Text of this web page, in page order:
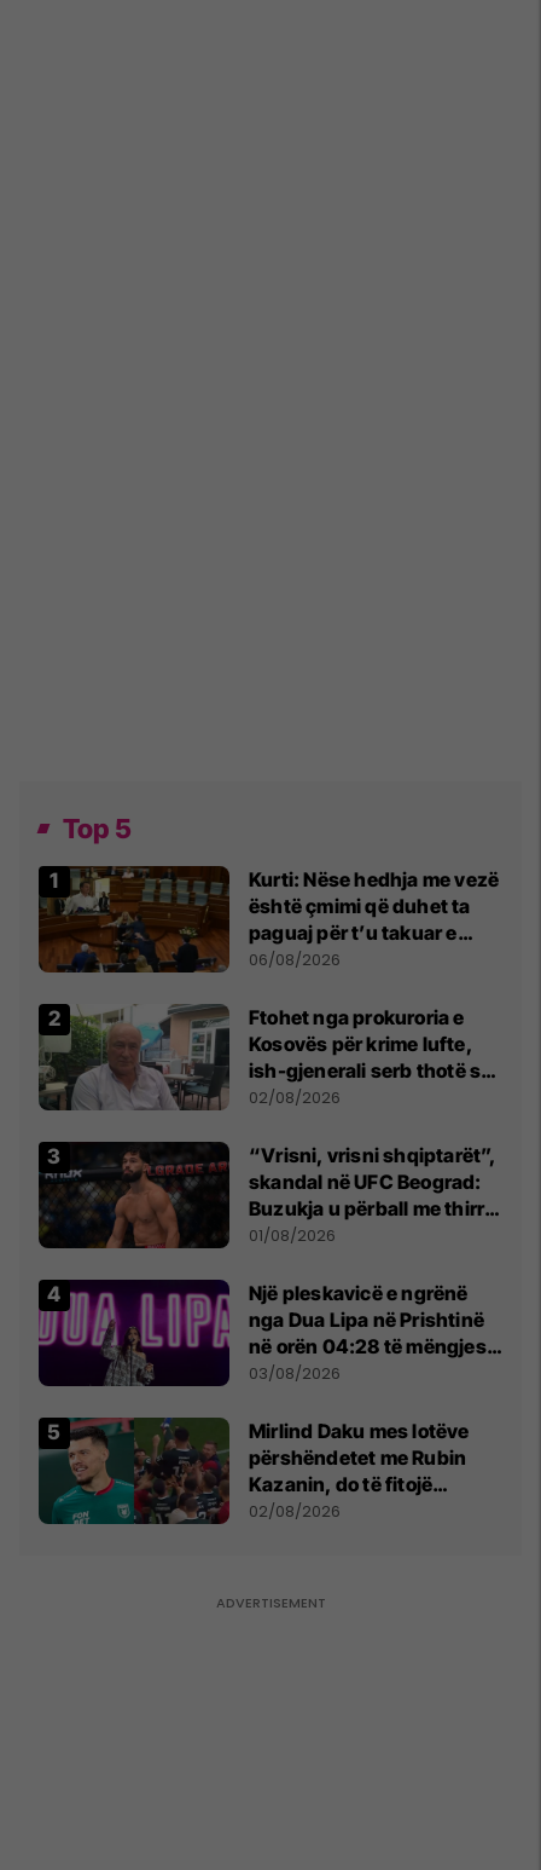
Top 5
Kurti: Nëse hedhja me vezë
është çmimi që duhet ta
paguaj për t’u takuar e
bashkëbiseduar jam i
06/08/2026
Ftohet nga prokuroria e
Kosovës për krime lufte,
ish-gjenerali serb thotë se
dikush e tradhtoi në
02/08/2026
“Vrisni, vrisni shqiptarët”,
skandal në UFC Beograd:
Buzukja u përball me thirrje
anti-shqiptare nga
01/08/2026
Një pleskavicë e ngrënë
nga Dua Lipa në Prishtinë
në orën 04:28 të mëngjesit
- dhe bota digjitale serbe
03/08/2026
Mirlind Daku mes lotëve
përshëndetet me Rubin
Kazanin, do të fitojë
miliona te Spartak Moska
02/08/2026